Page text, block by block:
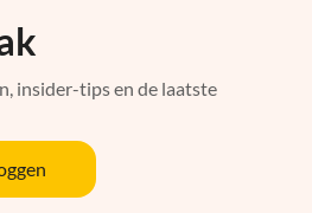
insider-tips en de laatste